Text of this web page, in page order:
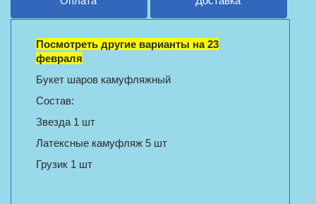
Посмотреть другие варианты на 23
февраля
Букет шаров камуфляжный
Состав:
Звезда 1 шт
Латексные камуфляж 5 шт
Грузик 1 шт